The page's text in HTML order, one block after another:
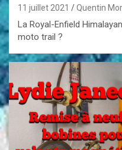
11 juillet 2021 Quentin
La Royal-Enfield
moto trail ?